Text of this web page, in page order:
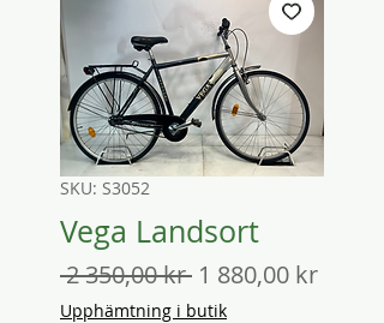
SKU: S3052
Vega Landsort
2 350,00 kr Ordinarie
pris
1 880,00 krReapris
Upphämtning i butik